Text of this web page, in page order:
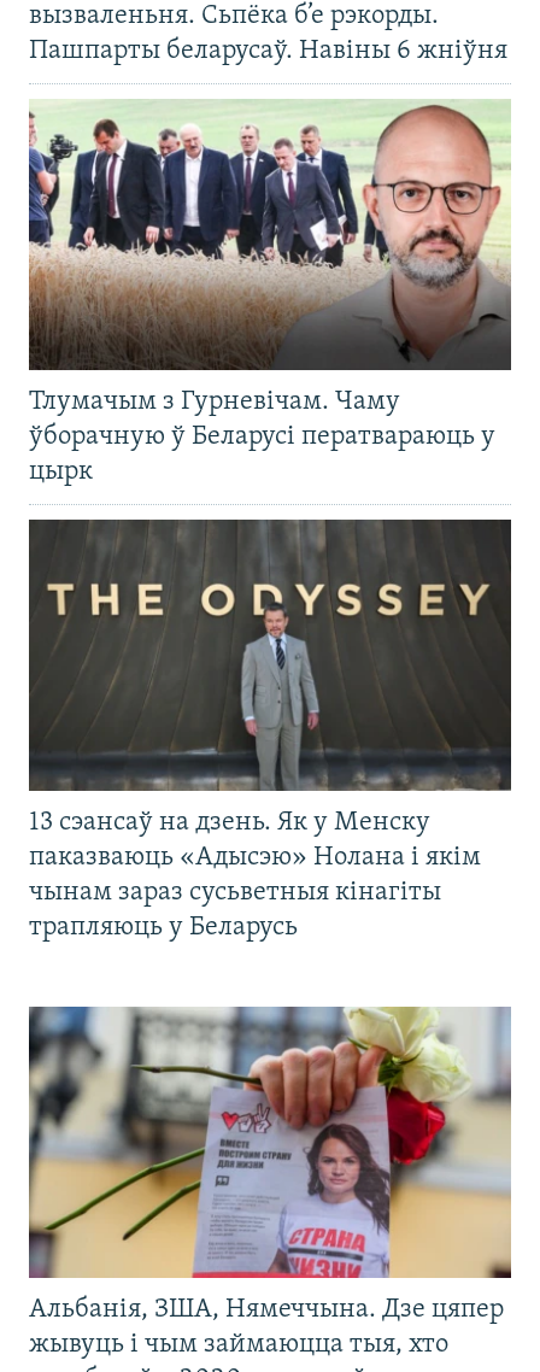
вызваленьня. Сьпёка б’е рэкорды.
Пашпарты беларусаў. Навіны 6 жніўня
Тлумачым з Гурневічам. Чаму
ўборачную ў Беларусі ператвараюць у
цырк
13 сэансаў на дзень. Як у Менску
паказваюць «Адысэю» Нолана і якім
чынам зараз сусьветныя кінагіты
трапляюць у Беларусь
Альбанія, ЗША, Нямеччына. Дзе цяпер
жывуць і чым займаюцца тыя, хто